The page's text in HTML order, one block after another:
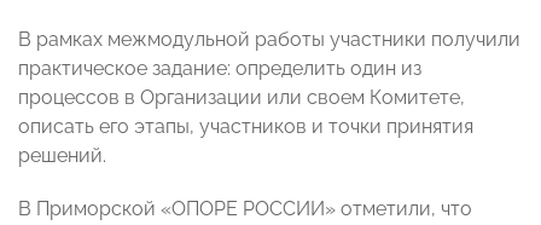
В рамках межмодульной работы участники получили
практическое задание: определить один из
процессов в Организации или своем Комитете,
описать его этапы, участников и точки принятия
решений.
В Приморской «ОПОРЕ РОССИИ» отметили, что